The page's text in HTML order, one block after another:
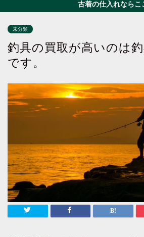
古着の仕入れならこ
未分類
釣具の買取が高いのは
です。